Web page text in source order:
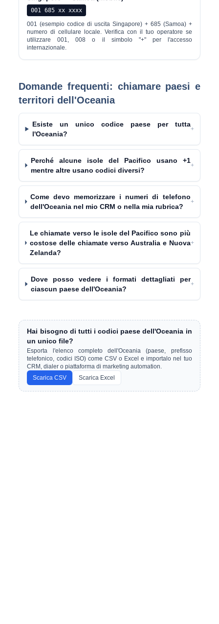
001 685 xx xxxx
001 (esempio codice di uscita Singapore) + 685 (Samoa) +
numero di cellulare locale. Verifica con il tuo operatore se
utilizzare 001, 008 o il simbolo "+" per l'accesso
internazionale.
Domande frequenti: chiamare paesi e
territori dell'Oceania
Esiste un unico codice paese per tutta
l'Oceania?
+
Perché alcune isole del Pacifico usano +1
mentre altre usano codici diversi?
+
Come devo memorizzare i numeri di telefono
dell'Oceania nel mio CRM o nella mia rubrica?
+
Le chiamate verso le isole del Pacifico sono più
costose delle chiamate verso Australia e Nuova
Zelanda?
+
Dove posso vedere i formati dettagliati per
ciascun paese dell'Oceania?
+
Hai bisogno di tutti i codici paese dell'Oceania in
un unico file?
Esporta l'elenco completo dell'Oceania (paese, prefisso
telefonico, codici ISO) come CSV o Excel e importalo nel tuo
CRM, dialer o piattaforma di marketing automation.
Scarica CSV
Scarica Excel